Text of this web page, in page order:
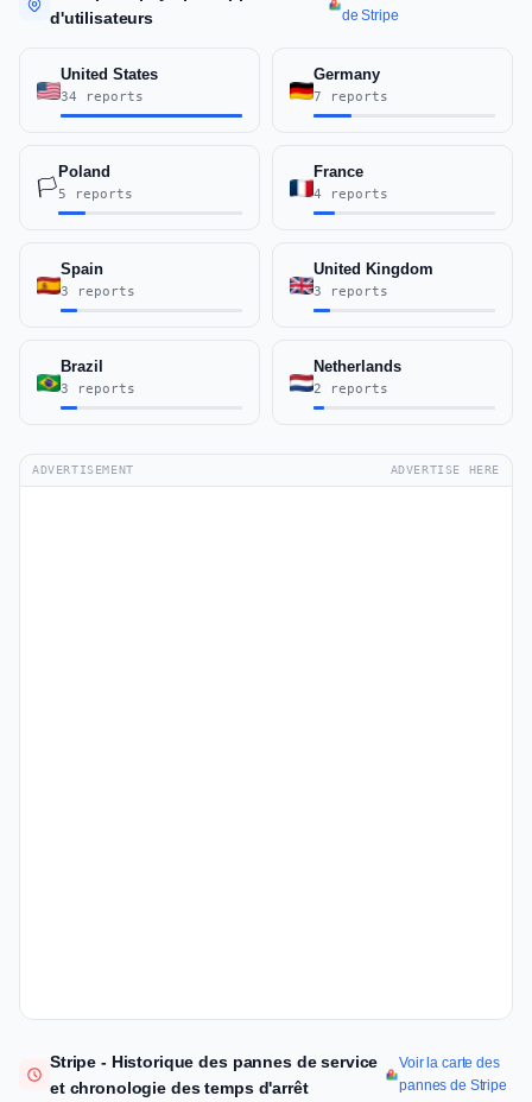
d'utilisateurs
de Stripe
United States
34 reports
Germany
7 reports
🏳️
Poland
5 reports
France
4 reports
Spain
3 reports
United Kingdom
3 reports
Brazil
3 reports
Netherlands
2 reports
ADVERTISEMENT ADVERTISE HERE
Stripe - Historique des pannes de service
et chronologie des temps d'arrêt
Voir la carte des
pannes de Stripe